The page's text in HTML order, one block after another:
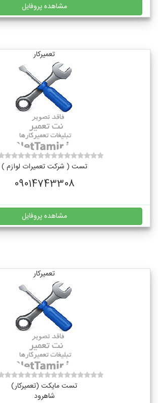
مشاهده پروفایل
تعمیرکار
تست ( شرکت تعمیرات لوازم )
09014743308
مشاهده پروفایل
تعمیرکار
تست مایکت (تعمیرکار)
شاهرود